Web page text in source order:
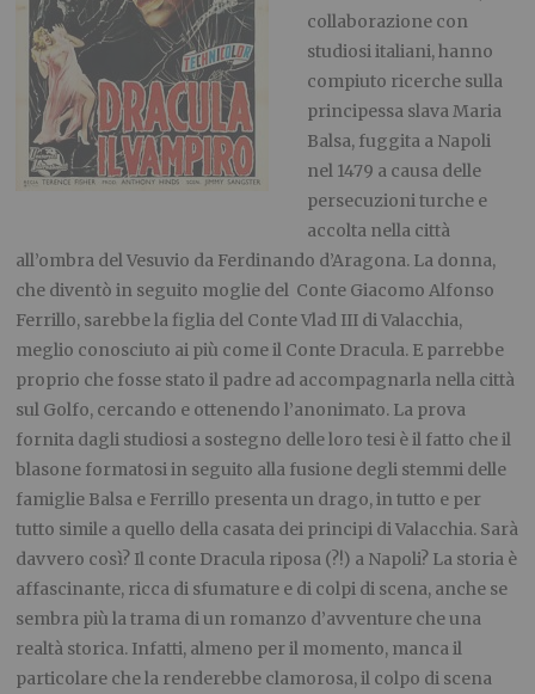
collaborazione con
studiosi italiani, hanno
compiuto ricerche sulla
principessa slava Maria
Balsa, fuggita a Napoli
nel 1479 a causa delle
persecuzioni turche e
accolta nella città
all’ombra del Vesuvio da Ferdinando d’Aragona. La donna,
che diventò in seguito moglie del Conte Giacomo Alfonso
Ferrillo, sarebbe la figlia del Conte Vlad III di Valacchia,
meglio conosciuto ai più come il Conte Dracula. E parrebbe
proprio che fosse stato il padre ad accompagnarla nella città
sul Golfo, cercando e ottenendo l’anonimato. La prova
fornita dagli studiosi a sostegno delle loro tesi è il fatto che il
blasone formatosi in seguito alla fusione degli stemmi delle
famiglie Balsa e Ferrillo presenta un drago, in tutto e per
tutto simile a quello della casata dei principi di Valacchia. Sarà
davvero così? Il conte Dracula riposa (?!) a Napoli? La storia è
affascinante, ricca di sfumature e di colpi di scena, anche se
sembra più la trama di un romanzo d’avventure che una
realtà storica. Infatti, almeno per il momento, manca il
particolare che la renderebbe clamorosa, il colpo di scena